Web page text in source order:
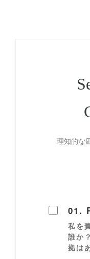
理知的な
01.
私を
誰か
拠は